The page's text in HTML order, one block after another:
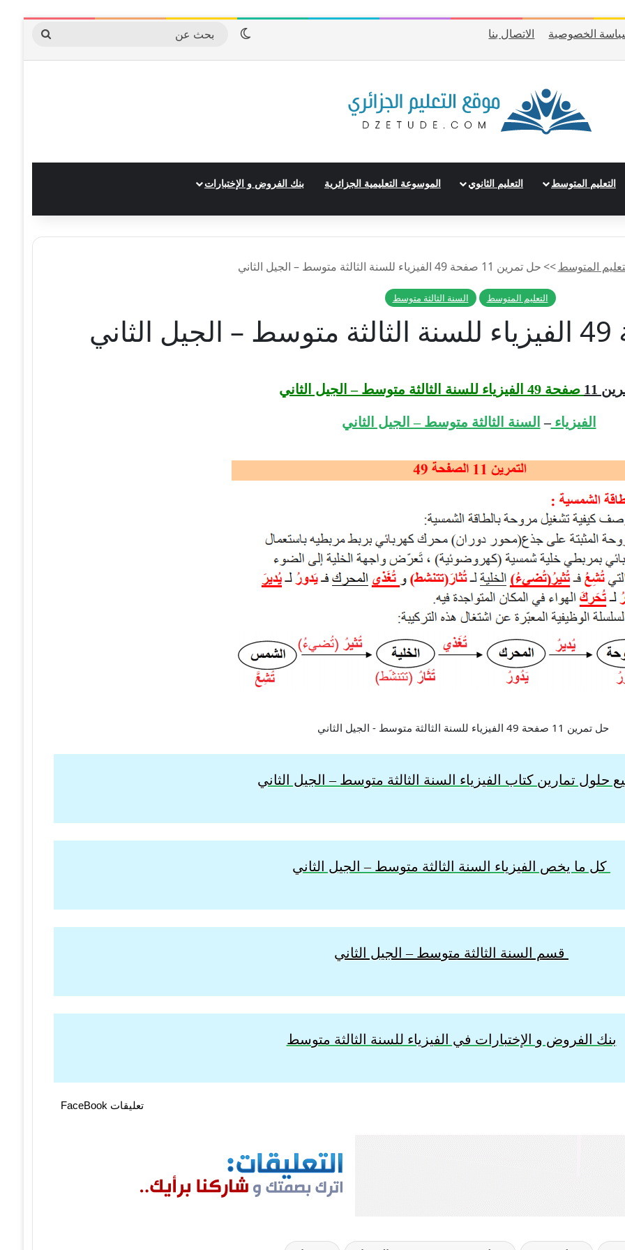
الخصوصية الاتصال بنا الوضع المظلم
بحث
عن
التعليم المتوسط التعليم الثانوي الموسوعة التعليمية الجزائرية بنك الفروض و الإختبارات
المتوسط >>حل تمرين 11 صفحة 49 الفيزياء للسنة الثالثة متوسط – الجيل الثاني
التعليم المتوسط السنة الثالثة متوسط
11 صفحة 49 الفيزياء للسنة الثالثة متوسط – الجيل الثاني
الفيزياء– السنة الثالثة متوسط – الجيل الثاني
حلول تمارين كتاب الفيزياء السنة الثالثة متوسط – الجيل الثاني
كل ما يخص الفيزياء السنة الثالثة متوسط – الجيل الثاني
قسم السنة الثالثة متوسط – الجيل الثاني
بنك الفروض و الإختبارات في الفيزياء للسنة الثالثة متوسط
تعليقات FaceBook